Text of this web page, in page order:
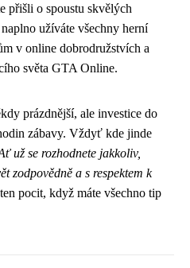
přišli o spoustu skvělých
užíváte všechny herní
v online dobrodružstvích a
světa GTA Online.
prázdnější, ale investice do
zábavy. Vždyť kde jinde
už se rozhodnete jakkoliv,
zodpovědně a s respektem k
pocit, když máte všechno tip